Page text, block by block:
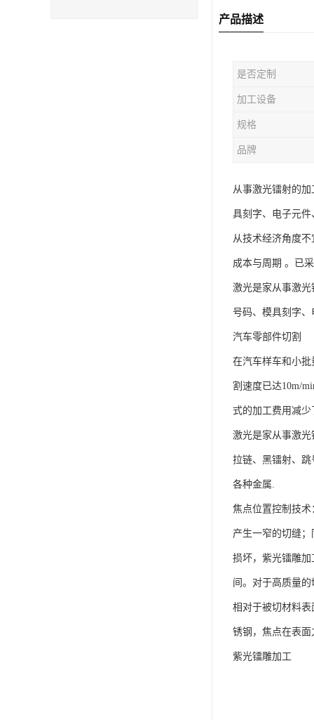
产品描述
是否定制
加工设备
规格
品牌
从事激光镭射的
具刻字、电子元
从技术经济角度
成本与周期 。已
激光是家从事激
号码、模具刻字
汽车零部件切割
在汽车样车和小
割速度已达10m/
式的加工费用减少
激光是家从事激光
拉链、黑镭射、
各种金属.
焦点位置控制技术
产生一窄的切缝
损坏，紫光镭雕加
间。对于高质量
相对于被切材料
锈钢，焦点在表面
紫光镭雕加工